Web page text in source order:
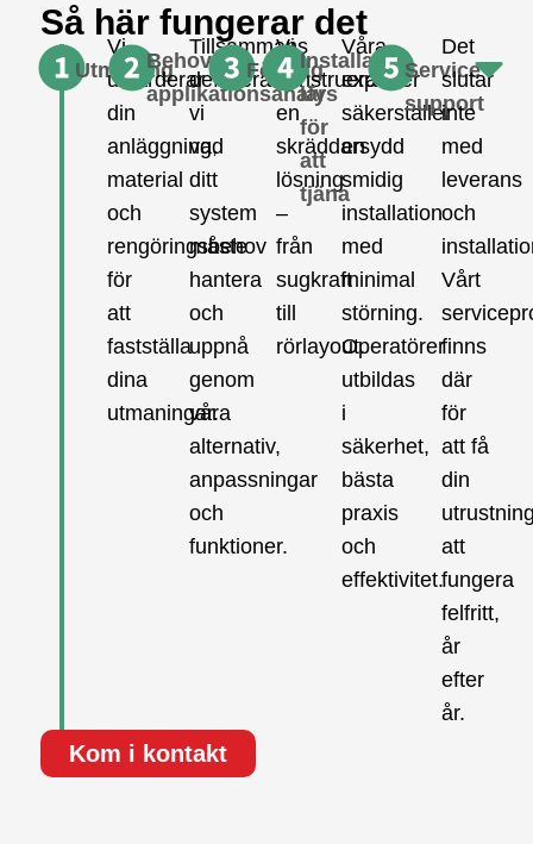
Så här fungerar det
Utmaning
Vi
utvärderar
din
anläggning,
material
och
rengöringsbehov
för
att
fastställa
dina
utmaningar.
Behovs-
applikationsanalys
Tillsammans
definierar
vi
vad
ditt
system
måste
hantera
och
uppnå
genom
våra
alternativ,
anpassningar
och
funktioner.
Förslag
Vi
konstruerar
en
skräddarsydd
lösning
–
från
sugkraft
till
rörlayout.
Installation
lär
för
att
tjäna
Våra
experter
säkerställer
en
smidig
installation
med
minimal
störning.
Operatörer
utbildas
i
säkerhet,
bästa
praxis
och
effektivitet.
Service
support
Det
slutar
inte
med
leverans
och
Vårt
finns
där
för
att få
din
att
fungera
felfritt,
år
efter
år.
Kom i kontakt